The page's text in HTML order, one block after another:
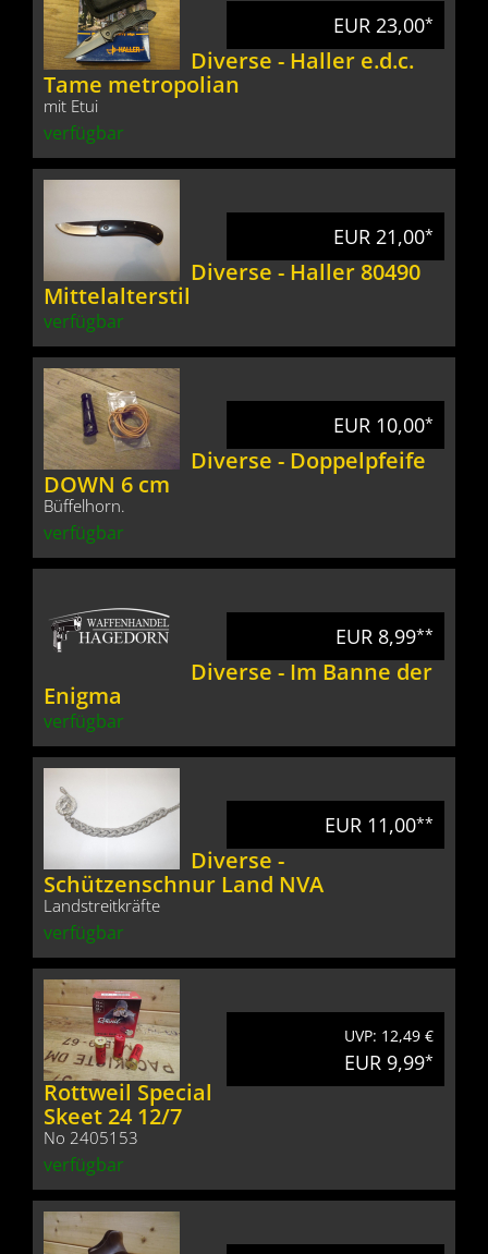
EUR 23,00*
Diverse - Haller e.d.c.
Tame metropolian
mit Etui
verfügbar
EUR 21,00*
Diverse - Haller 80490
Mittelalterstil
verfügbar
EUR 10,00*
Diverse - Doppelpfeife
DOWN 6 cm
Büffelhorn.
verfügbar
EUR 8,99**
Diverse - Im Banne der
Enigma
verfügbar
EUR 11,00**
Diverse -
Schützenschnur Land NVA
Landstreitkräfte
verfügbar
UVP: 12,49 €
EUR 9,99*
Rottweil Special
Skeet 24 12/7
No 2405153
verfügbar